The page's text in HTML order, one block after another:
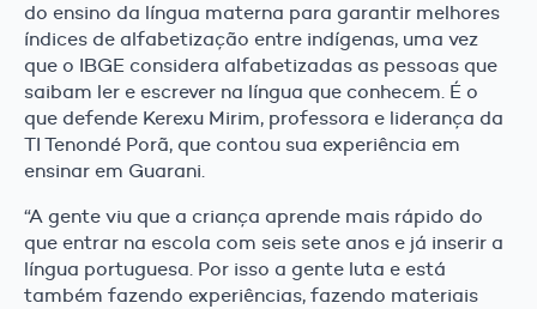
do ensino da língua materna para garantir melhores
índices de alfabetização entre indígenas, uma vez
que o IBGE considera alfabetizadas as pessoas que
saibam ler e escrever na língua que conhecem. É o
que defende Kerexu Mirim, professora e liderança da
TI Tenondé Porã, que contou sua experiência em
ensinar em Guarani.
“A gente viu que a criança aprende mais rápido do
que entrar na escola com seis sete anos e já inserir a
língua portuguesa. Por isso a gente luta e está
também fazendo experiências, fazendo materiais